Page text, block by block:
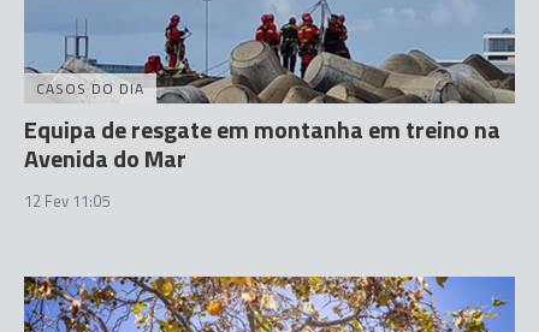
CASOS DO DIA
Equipa de resgate em montanha em treino na
Avenida do Mar
12 Fev 11:05